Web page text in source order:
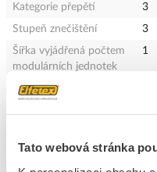
Tato webová stránka
Kategorie přepětí
3
Stupeň znečištění
3
Šířka vyjádřená počtem
modulárních jednotek
1
Ochrana proti výbuchu
Současně spíná nulový
vodič
Ne